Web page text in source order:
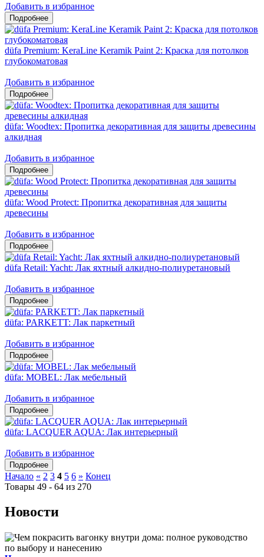
Добавить в избранное
düfa Premium: KeraLine Keramik Paint 2: Краска для потолков
глубокоматовая
Добавить в избранное
düfa: Woodtex: Пропитка декоративная для защиты древесины
алкидная
Добавить в избранное
düfa: Wood Protect: Пропитка декоративная для защиты
древесины
Добавить в избранное
düfa Retail: Yacht: Лак яхтный алкидно-полиуретановый
Добавить в избранное
düfa: PARKETT: Лак паркетный
Добавить в избранное
düfa: MOBEL: Лак мебельный
Добавить в избранное
düfa: LACQUER AQUA: Лак интерьерный
Добавить в избранное
Начало « 2 3 4 5 6 » Конец
Товары 49 - 64 из 270
Новости